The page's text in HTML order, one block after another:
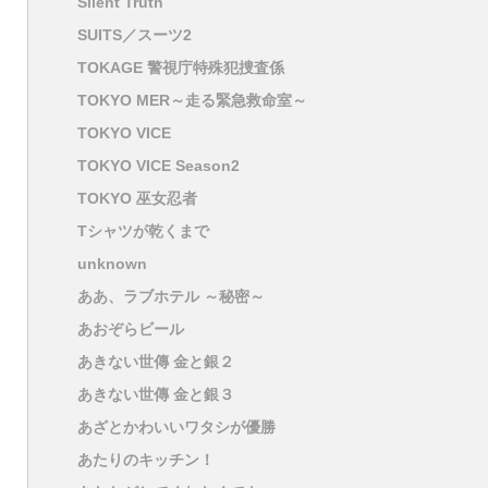
SUITS／スーツ2
TOKAGE 警視庁特殊犯捜査係
TOKYO MER～走る緊急救命室～
TOKYO VICE
TOKYO VICE Season2
TOKYO 巫女忍者
Tシャツが乾くまで
unknown
ああ、ラブホテル ～秘密～
あおぞらビール
あきない世傳 金と銀２
あきない世傳 金と銀３
あざとかわいいワタシが優勝
あたりのキッチン！